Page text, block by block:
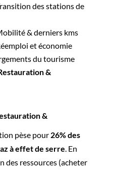
des stations de
& derniers kms
et économie
du tourisme
&
&
pèse pour 26% des
à effet de serre. En
des ressources (acheter